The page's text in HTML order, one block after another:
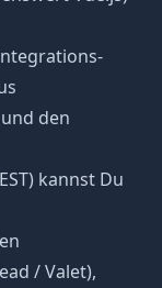
den
kannst Du
/ Valet),